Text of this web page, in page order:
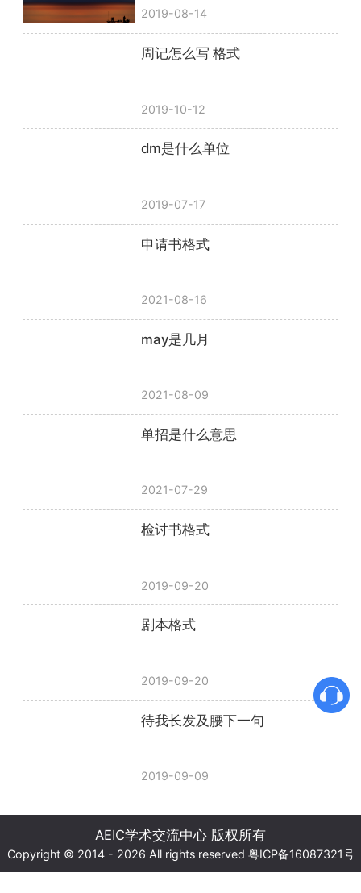
2019-08-14
周记怎么写 格式
2019-10-12
dm是什么单位
2019-07-17
申请书格式
2021-08-16
may是几月
2021-08-09
单招是什么意思
2021-07-29
检讨书格式
2019-09-20
剧本格式
2019-09-20
待我长发及腰下一句
2019-09-09
AEIC学术交流中心 版权所有
Copyright © 2014 - 2026 All rights reserved 粤ICP备16087321号